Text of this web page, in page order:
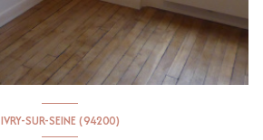
IVRY-SUR-SEINE (94200)